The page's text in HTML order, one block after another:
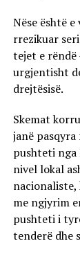
Nëse është
rrezikuar
tejet e rëndë
urgjentisht
drejtësisë.
Skemat
janë pasqyra
pushteti nga
nivel lokal
me ngjyrim
pushteti i
tenderë dhe